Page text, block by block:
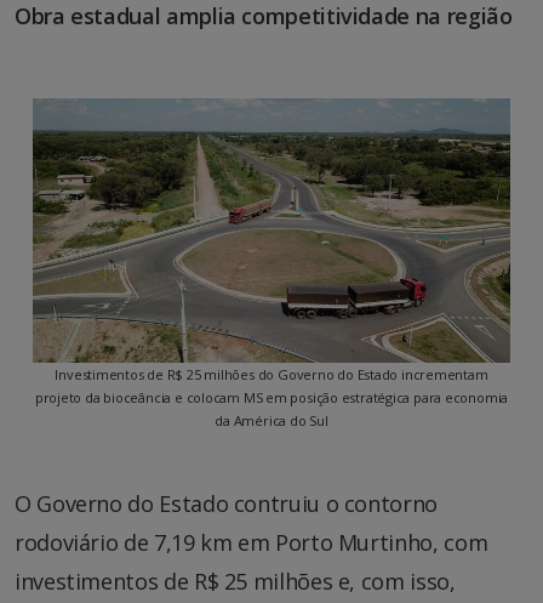
Obra estadual amplia competitividade na região
Investimentos de R$ 25 milhões do Governo do Estado incrementam
projeto da bioceância e colocam MS em posição estratégica para economia
da América do Sul
O Governo do Estado contruiu o contorno
rodoviário de 7,19 km em Porto Murtinho, com
investimentos de R$ 25 milhões e, com isso,